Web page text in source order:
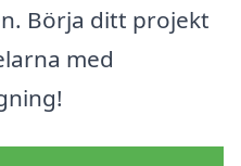
Börja ditt projekt
med